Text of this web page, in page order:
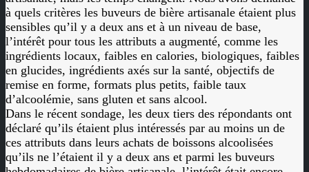
à quels critères les buveurs de bière artisanale étaient plus
sensibles qu’il y a deux ans et à un niveau de base,
l’intérêt pour tous les attributs a augmenté, comme les
ingrédients locaux, faibles en calories, biologiques, faibles
en glucides, ingrédients axés sur la santé, objectifs de
remise en forme, formats plus petits, faible taux
d’alcoolémie, sans gluten et sans alcool.
Dans le récent sondage, les deux tiers des répondants ont
déclaré qu’ils étaient plus intéressés par au moins un de
ces attributs dans leurs achats de boissons alcoolisées
qu’ils ne l’étaient il y a deux ans et parmi les buveurs